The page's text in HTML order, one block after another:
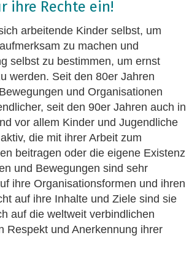
ihre Rechte ein!
arbeitende Kinder selbst, um
zu machen und
selbst zu bestimmen, um ernst
werden. Seit den 80er Jahren
und Organisationen
seit den 90er Jahren auch in
vor allem Kinder und Jugendliche
die mit ihrer Arbeit zum
beitragen oder die eigene Existenz
und Bewegungen sind sehr
ihre Organisationsformen und ihren
auf ihre Inhalte und Ziele sind sie
auf die weltweit verbindlichen
Respekt und Anerkennung ihrer